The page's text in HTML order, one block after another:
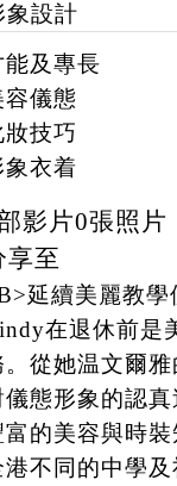
象設計
能及專長
容儀態
妝技巧
象衣着
影片0張照片
享至
延續美麗教
在退休前是
。從她温文爾
儀態形象的認
富的美容與時
港不同的中學